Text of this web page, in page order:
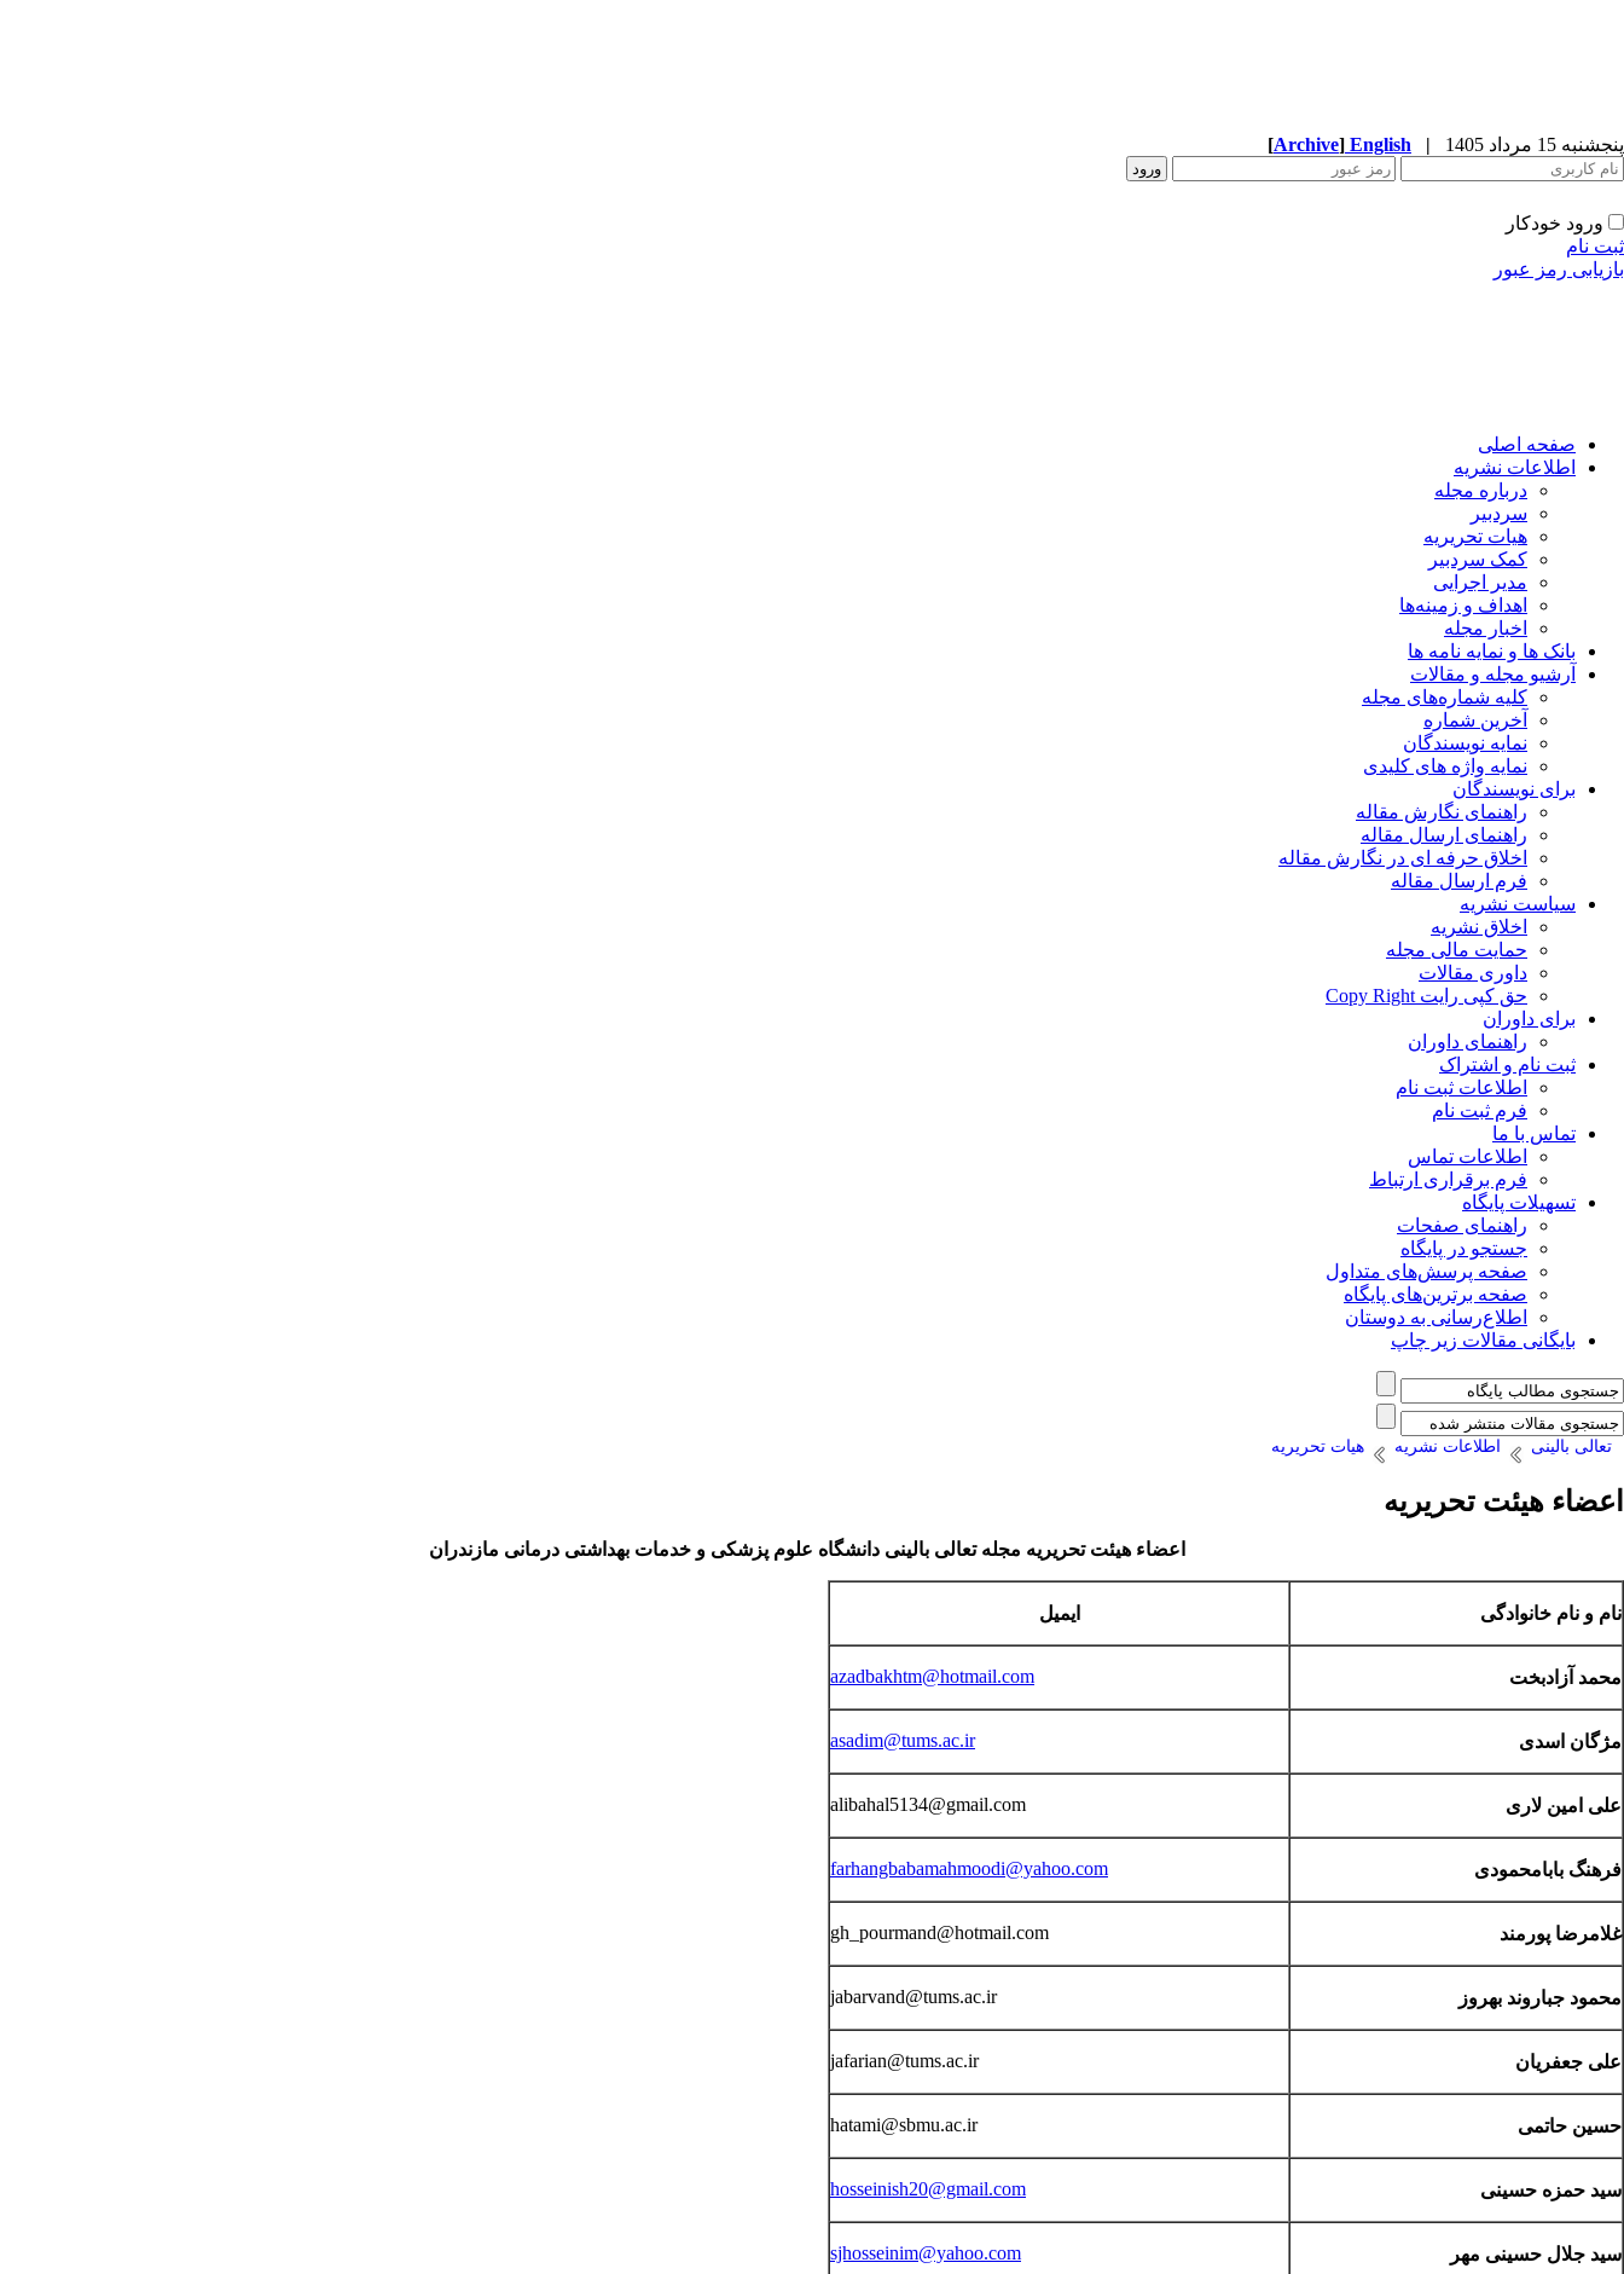
پنجشنبه 15 مرداد 1405 |
English
[Archive]
ورود خودکار
ثبت نام
بازیابی رمز عبور
صفحه اصلی
اطلاعات نشریه
درباره مجله
سردبیر
هیات تحریریه
کمک سردبیر
مدیر اجرایی
اهداف و زمینه‌ها
اخبار مجله
بانک ها و نمایه نامه ها
آرشیو مجله و مقالات
کلیه شماره‌های مجله
آخرین شماره
نمایه نویسندگان
نمایه واژه های کلیدی
برای نویسندگان
راهنمای نگارش مقاله
راهنمای ارسال مقاله
اخلاق حرفه ای در نگارش مقاله
فرم ارسال مقاله
سیاست نشریه
اخلاق نشریه
حمایت مالی مجله
داوری مقالات
حق کپی رایت Copy Right
برای داوران
راهنمای داوران
ثبت نام و اشتراک
اطلاعات ثبت نام
فرم ثبت نام
تماس با ما
اطلاعات تماس
فرم برقراری ارتباط
تسهیلات پایگاه
راهنمای صفحات
جستجو در پایگاه
صفحه پرسش‌های متداول
صفحه برترین‌های پایگاه
اطلاع‌رسانی به دوستان
بایگانی مقالات زیر چاپ
تعالی بالینی اطلاعات نشریه هیات تحریریه
اعضاء هیئت تحریریه
اعضاء هیئت تحریریه مجله تعالی بالینی دانشگاه علوم پزشکی و خدمات بهداشتی درمانی مازندران
نام و نام خانوادگی ایمیل
محمد آزادبخت azadbakhtm@hotmail.com
م‍ژگان اسدی asadim@tums.ac.ir
علی امین لاری alibahal5134@gmail.com
فرهنگ بابامحمودی farhangbabamahmoodi@yahoo.com
غلامرضا پورمند gh_pourmand@hotmail.com
محمود جباروند بهروز jabarvand@tums.ac.ir
علی جعفریان jafarian@tums.ac.ir
حسین حاتمی hatami@sbmu.ac.ir
سید حمزه حسینی hosseinish20@gmail.com
سید جلال حسینی مهر sjhosseinim@yahoo.com